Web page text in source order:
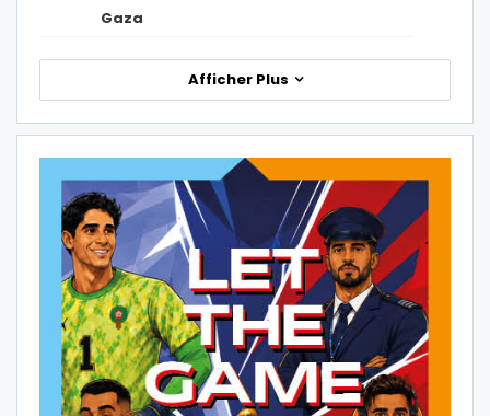
Gaza
Afficher Plus